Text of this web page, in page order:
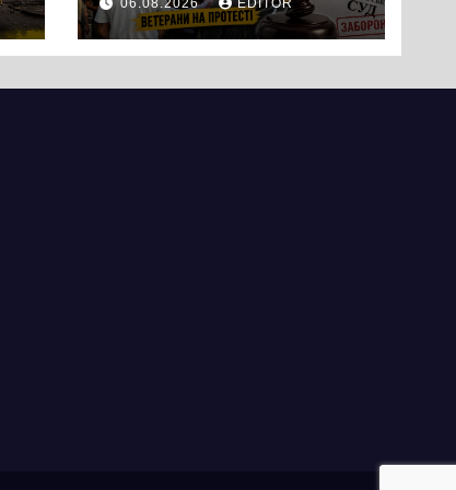
вийшли на
протест до стін
06.08.2026 EDITOR